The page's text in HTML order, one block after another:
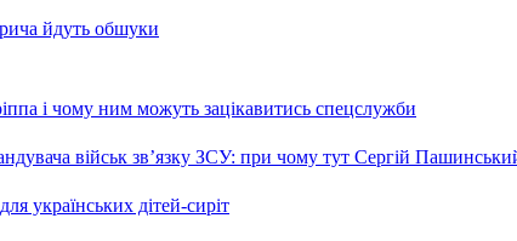
йдуть обшуки
і чому ним можуть зацікавитись спецслужби
військ зв’язку ЗСУ: при чому тут Сергій
українських дітей-сиріт